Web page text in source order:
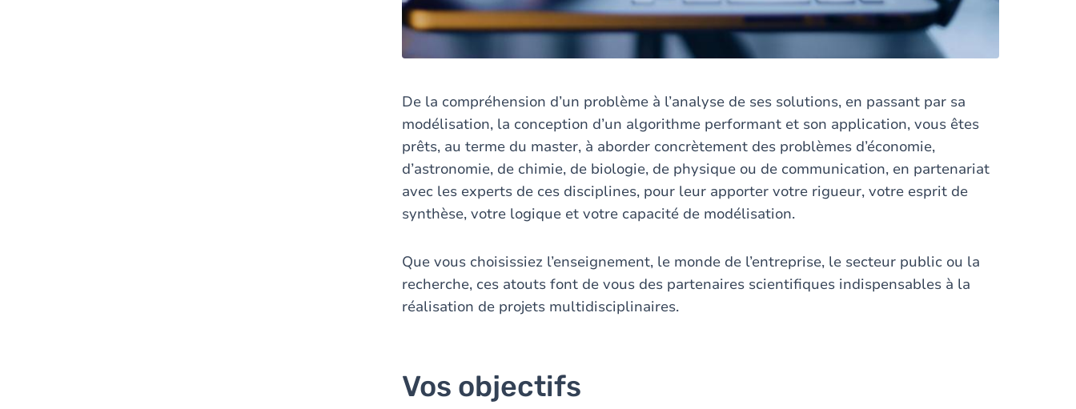
De la compréhension d’un problème à l’analyse de ses solutions, en passant par sa
modélisation, la conception d’un algorithme performant et son application, vous êtes
prêts, au terme du master, à aborder concrètement des problèmes d’économie,
d’astronomie, de chimie, de biologie, de physique ou de communication, en partenariat
avec les experts de ces disciplines, pour leur apporter votre rigueur, votre esprit de
synthèse, votre logique et votre capacité de modélisation.
Que vous choisissiez l’enseignement, le monde de l’entreprise, le secteur public ou la
recherche, ces atouts font de vous des partenaires scientifiques indispensables à la
réalisation de projets multidisciplinaires.
Vos objectifs